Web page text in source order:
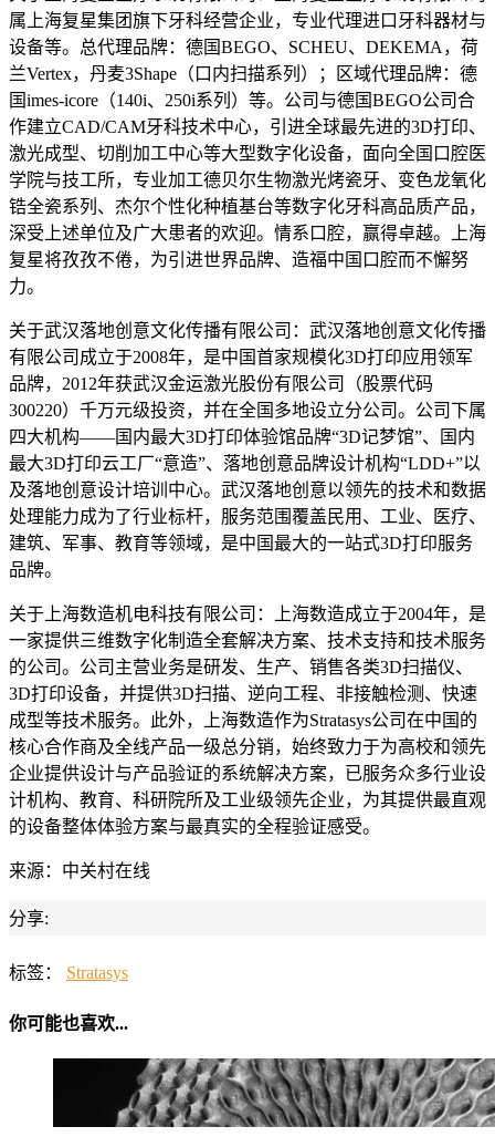
属上海复星集团旗下牙科经营企业，专业代理进口牙科器材与
设备等。总代理品牌：德国BEGO、SCHEU、DEKEMA，荷
兰Vertex，丹麦3Shape（口内扫描系列）；区域代理品牌：德
国imes-icore（140i、250i系列）等。公司与德国BEGO公司合
作建立CAD/CAM牙科技术中心，引进全球最先进的3D打印、
激光成型、切削加工中心等大型数字化设备，面向全国口腔医
学院与技工所，专业加工德贝尔生物激光烤瓷牙、变色龙氧化
锆全瓷系列、杰尔个性化种植基台等数字化牙科高品质产品，
深受上述单位及广大患者的欢迎。情系口腔，赢得卓越。上海
复星将孜孜不倦，为引进世界品牌、造福中国口腔而不懈努
力。
关于武汉落地创意文化传播有限公司：武汉落地创意文化传播
有限公司成立于2008年，是中国首家规模化3D打印应用领军
品牌，2012年获武汉金运激光股份有限公司（股票代码
300220）千万元级投资，并在全国多地设立分公司。公司下属
四大机构——国内最大3D打印体验馆品牌“3D记梦馆”、国内
最大3D打印云工厂“意造”、落地创意品牌设计机构“LDD+”以
及落地创意设计培训中心。武汉落地创意以领先的技术和数据
处理能力成为了行业标杆，服务范围覆盖民用、工业、医疗、
建筑、军事、教育等领域，是中国最大的一站式3D打印服务
品牌。
关于上海数造机电科技有限公司：上海数造成立于2004年，是
一家提供三维数字化制造全套解决方案、技术支持和技术服务
的公司。公司主营业务是研发、生产、销售各类3D扫描仪、
3D打印设备，并提供3D扫描、逆向工程、非接触检测、快速
成型等技术服务。此外，上海数造作为Stratasys公司在中国的
核心合作商及全线产品一级总分销，始终致力于为高校和领先
企业提供设计与产品验证的系统解决方案，已服务众多行业设
计机构、教育、科研院所及工业级领先企业，为其提供最直观
的设备整体体验方案与最真实的全程验证感受。
来源：中关村在线
分享:
标签： Stratasys
你可能也喜欢...